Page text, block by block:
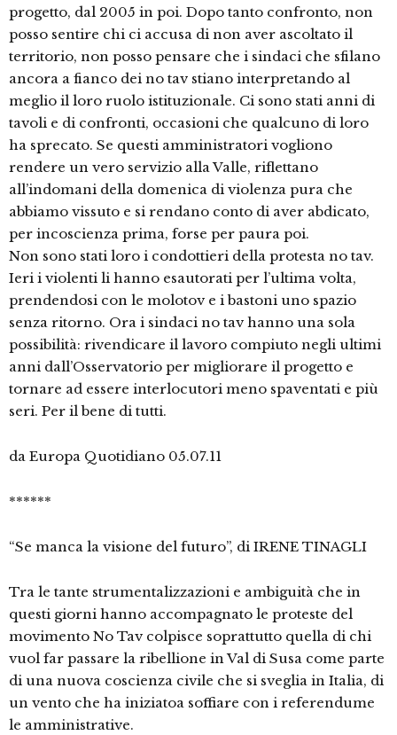
progetto, dal 2005 in poi. Dopo tanto confronto, non
posso sentire chi ci accusa di non aver ascoltato il
territorio, non posso pensare che i sindaci che sfilano
ancora a fianco dei no tav stiano interpretando al
meglio il loro ruolo istituzionale. Ci sono stati anni di
tavoli e di confronti, occasioni che qualcuno di loro
ha sprecato. Se questi amministratori vogliono
rendere un vero servizio alla Valle, riflettano
all’indomani della domenica di violenza pura che
abbiamo vissuto e si rendano conto di aver abdicato,
per incoscienza prima, forse per paura poi.
Non sono stati loro i condottieri della protesta no tav.
Ieri i violenti li hanno esautorati per l’ultima volta,
prendendosi con le molotov e i bastoni uno spazio
senza ritorno. Ora i sindaci no tav hanno una sola
possibilità: rivendicare il lavoro compiuto negli ultimi
anni dall’Osservatorio per migliorare il progetto e
tornare ad essere interlocutori meno spaventati e più
seri. Per il bene di tutti.
da Europa Quotidiano 05.07.11
******
“Se manca la visione del futuro”, di IRENE TINAGLI
Tra le tante strumentalizzazioni e ambiguità che in
questi giorni hanno accompagnato le proteste del
movimento No Tav colpisce soprattutto quella di chi
vuol far passare la ribellione in Val di Susa come parte
di una nuova coscienza civile che si sveglia in Italia, di
un vento che ha iniziatoa soffiare con i referendume
le amministrative.